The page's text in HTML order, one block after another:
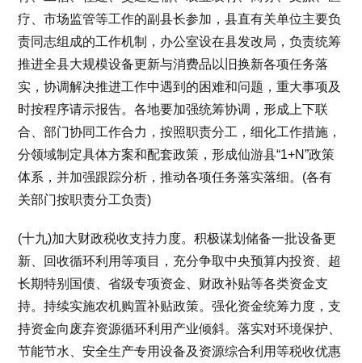
疗、市场监管等工作的副县长参加，县直有关单位主要负
责同志组成的工作机制，办公室设在县发改局，负责统筹
推进全县大规模设备更新与消费品以旧换新各项任务落
实，协调解决推进工作中遇到的困难和问题，重大事项及
时按程序请示报告。各地要加强统筹协调，形成上下联
合、部门协同工作合力，按照职责分工，细化工作措施，
分领域制定具体方案和配套政策，形成仙游县“1+N”政策
体系，并加强跟踪分析，推动各项任务落实落细。(各有
关部门按职责分工负责)
(十九)加大财政税收支持力度。积极谋划储备一批设备更
新、回收循环利用等项目，充分争取中央预算内投资、超
长期特别国债、省级专项资金、财政补贴等各类资金支
持。持续实施农机购置补贴政策。强化资金统筹力度，支
持资金向废弃资源循环利用产业倾斜。落实对环境保护、
节能节水、安全生产专用设备及资源综合利用等税收优惠